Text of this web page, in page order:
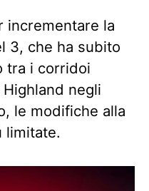
incrementare la
3, che ha subito
tra i corridoi
negli
le modifiche alla
limitate.